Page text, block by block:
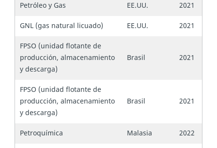
Petróleo y Gas
EE.UU.
2021
GNL (gas natural licuado)
EE.UU.
2021
FPSO (unidad flotante de
producción, almacenamiento
y descarga)
Brasil 2021
FPSO (unidad flotante de
producción, almacenamiento
y descarga)
Brasil 2021
Petroquímica Malasia
2022